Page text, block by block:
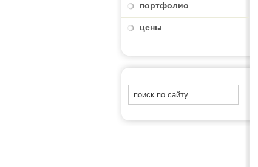
портфолио
цены